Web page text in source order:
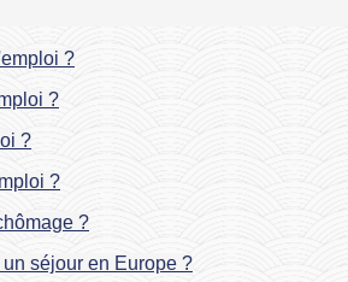
?
?
?
?
?
séjour en Europe ?